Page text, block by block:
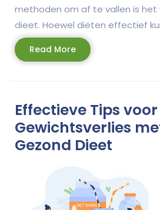
methoden om af te vallen is het
dieet. Hoewel diëten effectief
Read MoreRead
More
Effectieve Tips voor
Gewichtsverlies
Gezond Dieet